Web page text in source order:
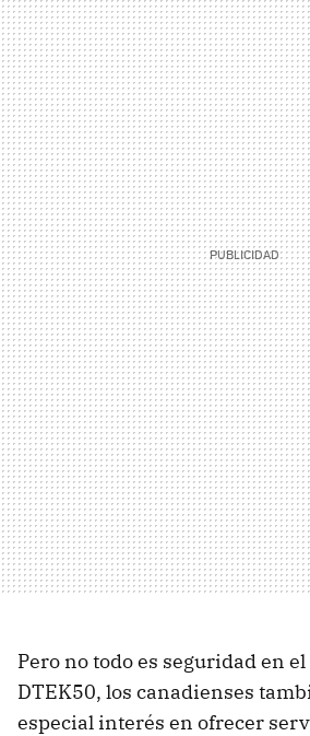
Pero no todo es seguridad en
DTEK50, los canadienses
especial interés en ofrecer